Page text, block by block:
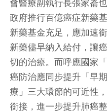
會醫療副執行長張家崙
政府推行百億癌症新藥
新藥基金充足，應加速
新藥儘早納入給付，讓
切的治療。而呼應國家
癌防治應同步提升「早
療」三大環節的可近性
銜接，進一步提升肺癌